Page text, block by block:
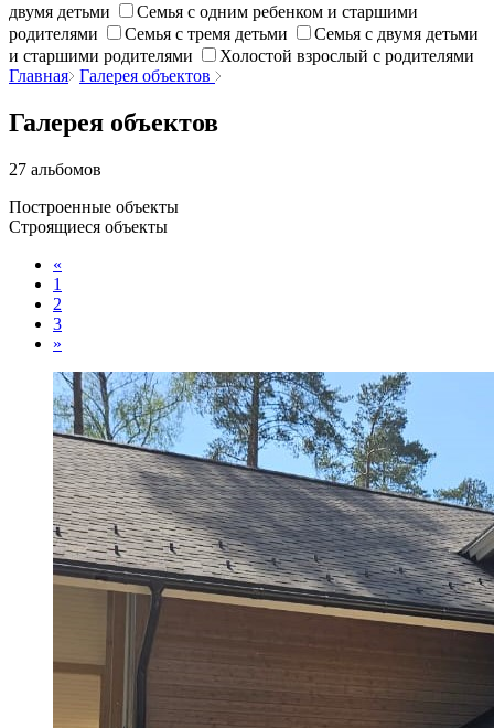
двумя детьми
Семья с одним ребенком и старшими
родителями
Семья с тремя детьми
Семья с двумя детьми
и старшими родителями
Холостой взрослый с родителями
Главная Галерея объектов
Галерея объектов
27 альбомов
Построенные объекты
Строящиеся объекты
«
1
2
3
»